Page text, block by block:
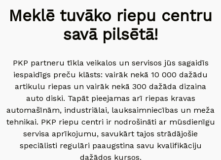
Meklē tuvāko riepu centru
savā pilsētā!
PKP partneru tīkla veikalos un servisos jūs sagaidīs
iespaidīgs preču klāsts: vairāk nekā 10 000 dažādu
artikulu riepas un vairāk nekā 300 dažāda dizaina
auto diski. Tapāt pieejamas arī riepas kravas
automašīnām, industriālai, lauksaimniecības un meža
tehnikai. PKP riepu centri ir nodrošināti ar mūsdienīgu
servisa aprīkojumu, savukārt tajos strādājošie
speciālisti regulāri paaugstina savu kvalifikāciju
dažādos kursos.